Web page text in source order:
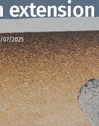
07/2025